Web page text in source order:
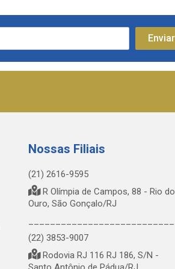
Nossas Filiais
(21) 2616-9595
R Olímpia de Campos, 88 - Rio do
Ouro, São Gonçalo/RJ
(22) 3853-9007
Rodovia RJ 116 RJ 186, S/N -